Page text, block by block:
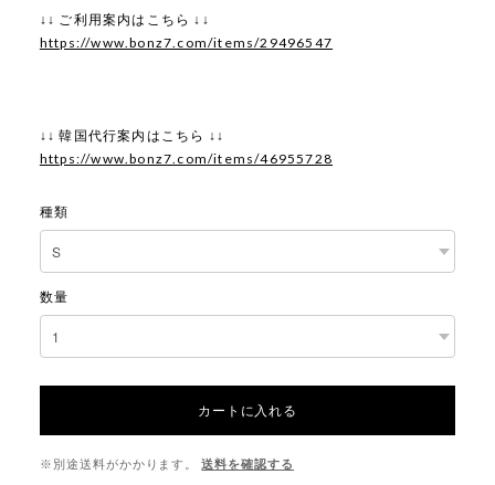
↓↓ ご利用案内はこちら ↓↓
https://www.bonz7.com/items/29496547
↓↓ 韓国代行案内はこちら ↓↓
https://www.bonz7.com/items/46955728
種類
数量
カートに入れる
※別途送料がかかります。 送料を確認する